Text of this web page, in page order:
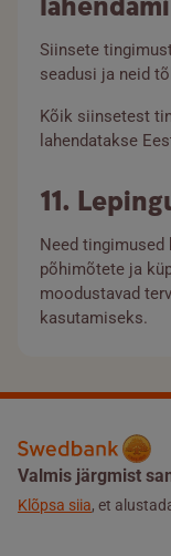
Siinsete
seadusi ja neid
Kõik siinsetest
lahendatakse
11.
Need
põhimõtete ja
moodustavad
kasutamiseks.
Valmis järgmist
Klõpsa siia, et